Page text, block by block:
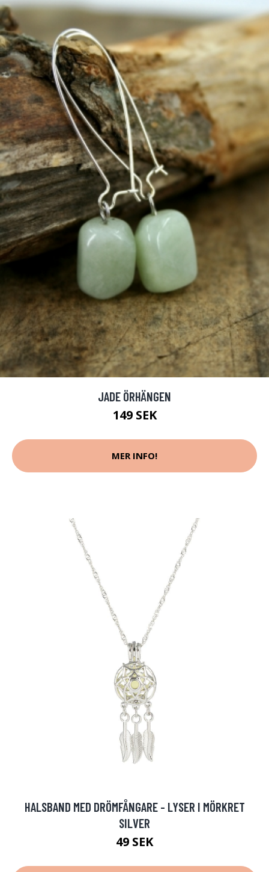
JADE ÖRHÄNGEN
149 SEK
MER INFO!
HALSBAND MED DRÖMFÅNGARE - LYSER I MÖRKRET
SILVER
49 SEK